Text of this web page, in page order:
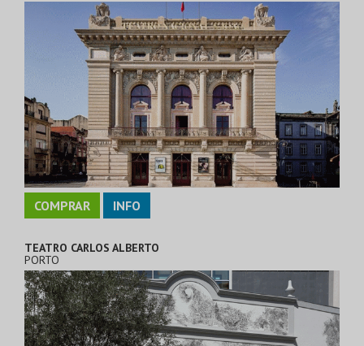
COMPRAR INFO
TEATRO CARLOS ALBERTO
PORTO